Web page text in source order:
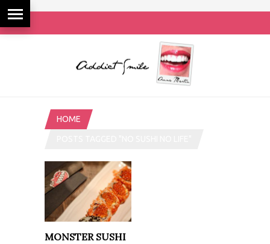
HOME
MONSTER SUSHI